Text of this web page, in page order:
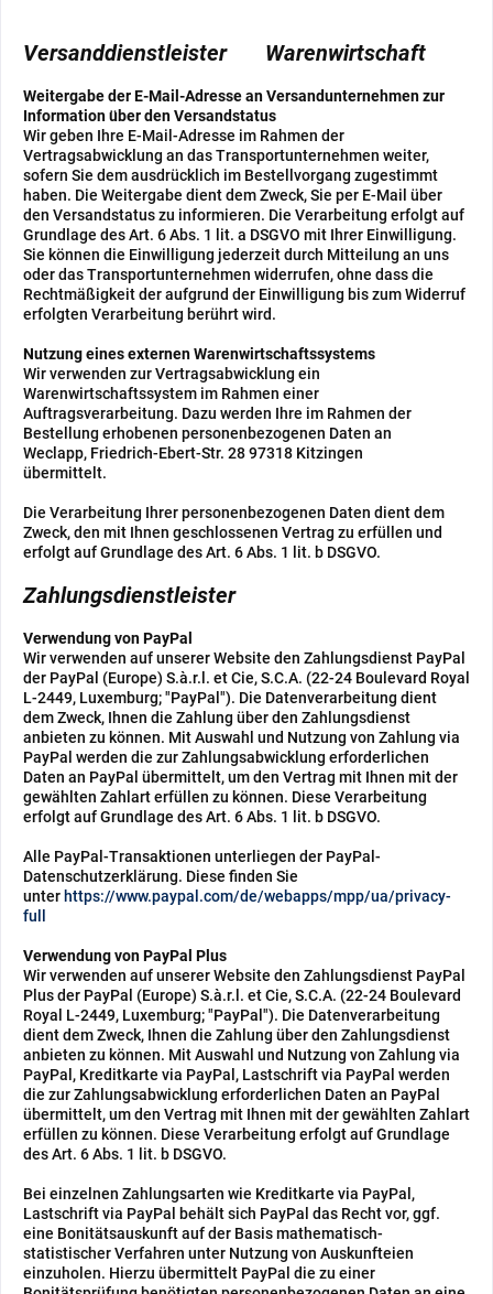
Versanddienstleister Warenwirtschaft
Weitergabe der E-Mail-Adresse an Versandunternehmen zur
Information über den Versandstatus
Wir geben Ihre E-Mail-Adresse im Rahmen der
Vertragsabwicklung an das Transportunternehmen weiter,
sofern Sie dem ausdrücklich im Bestellvorgang zugestimmt
haben. Die Weitergabe dient dem Zweck, Sie per E-Mail über
den Versandstatus zu informieren. Die Verarbeitung erfolgt auf
Grundlage des Art. 6 Abs. 1 lit. a DSGVO mit Ihrer Einwilligung.
Sie können die Einwilligung jederzeit durch Mitteilung an uns
oder das Transportunternehmen widerrufen, ohne dass die
Rechtmäßigkeit der aufgrund der Einwilligung bis zum Widerruf
erfolgten Verarbeitung berührt wird.
Nutzung eines externen Warenwirtschaftssystems
Wir verwenden zur Vertragsabwicklung ein
Warenwirtschaftssystem im Rahmen einer
Auftragsverarbeitung. Dazu werden Ihre im Rahmen der
Bestellung erhobenen personenbezogenen Daten an
Weclapp, Friedrich-Ebert-Str. 28 97318 Kitzingen
übermittelt.
Die Verarbeitung Ihrer personenbezogenen Daten dient dem
Zweck, den mit Ihnen geschlossenen Vertrag zu erfüllen und
erfolgt auf Grundlage des Art. 6 Abs. 1 lit. b DSGVO.
Zahlungsdienstleister
Verwendung von PayPal
Wir verwenden auf unserer Website den Zahlungsdienst PayPal
der PayPal (Europe) S.à.r.l. et Cie, S.C.A. (22-24 Boulevard Royal
L-2449, Luxemburg; "PayPal"). Die Datenverarbeitung dient
dem Zweck, Ihnen die Zahlung über den Zahlungsdienst
anbieten zu können. Mit Auswahl und Nutzung von Zahlung via
PayPal werden die zur Zahlungsabwicklung erforderlichen
Daten an PayPal übermittelt, um den Vertrag mit Ihnen mit der
gewählten Zahlart erfüllen zu können. Diese Verarbeitung
erfolgt auf Grundlage des Art. 6 Abs. 1 lit. b DSGVO.
Alle PayPal-Transaktionen unterliegen der PayPal-
Datenschutzerklärung. Diese finden Sie
unter https://www.paypal.com/de/webapps/mpp/ua/privacy-
full
Verwendung von PayPal Plus
Wir verwenden auf unserer Website den Zahlungsdienst PayPal
Plus der PayPal (Europe) S.à.r.l. et Cie, S.C.A. (22-24 Boulevard
Royal L-2449, Luxemburg; "PayPal"). Die Datenverarbeitung
dient dem Zweck, Ihnen die Zahlung über den Zahlungsdienst
anbieten zu können. Mit Auswahl und Nutzung von Zahlung via
PayPal, Kreditkarte via PayPal, Lastschrift via PayPal werden
die zur Zahlungsabwicklung erforderlichen Daten an PayPal
übermittelt, um den Vertrag mit Ihnen mit der gewählten Zahlart
erfüllen zu können. Diese Verarbeitung erfolgt auf Grundlage
des Art. 6 Abs. 1 lit. b DSGVO.
Bei einzelnen Zahlungsarten wie Kreditkarte via PayPal,
Lastschrift via PayPal behält sich PayPal das Recht vor, ggf.
eine Bonitätsauskunft auf der Basis mathematisch-
statistischer Verfahren unter Nutzung von Auskunfteien
einzuholen. Hierzu übermittelt PayPal die zu einer